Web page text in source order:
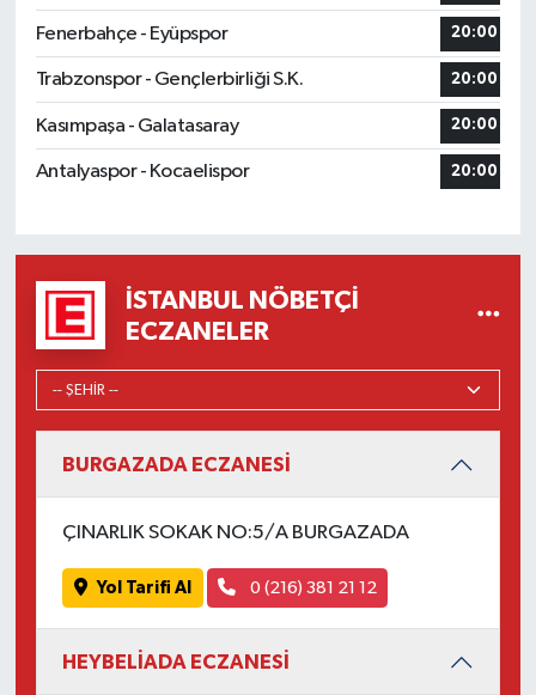
Fenerbahçe - Eyüpspor 20:00
Trabzonspor - Gençlerbirliği S.K. 20:00
Kasımpaşa - Galatasaray 20:00
Antalyaspor - Kocaelispor 20:00
İSTANBUL NÖBETÇI
ECZANELER
BURGAZADA ECZANESİ
ÇINARLIK SOKAK NO:5/A BURGAZADA
Yol Tarifi Al 0 (216) 381 21 12
HEYBELİADA ECZANESİ